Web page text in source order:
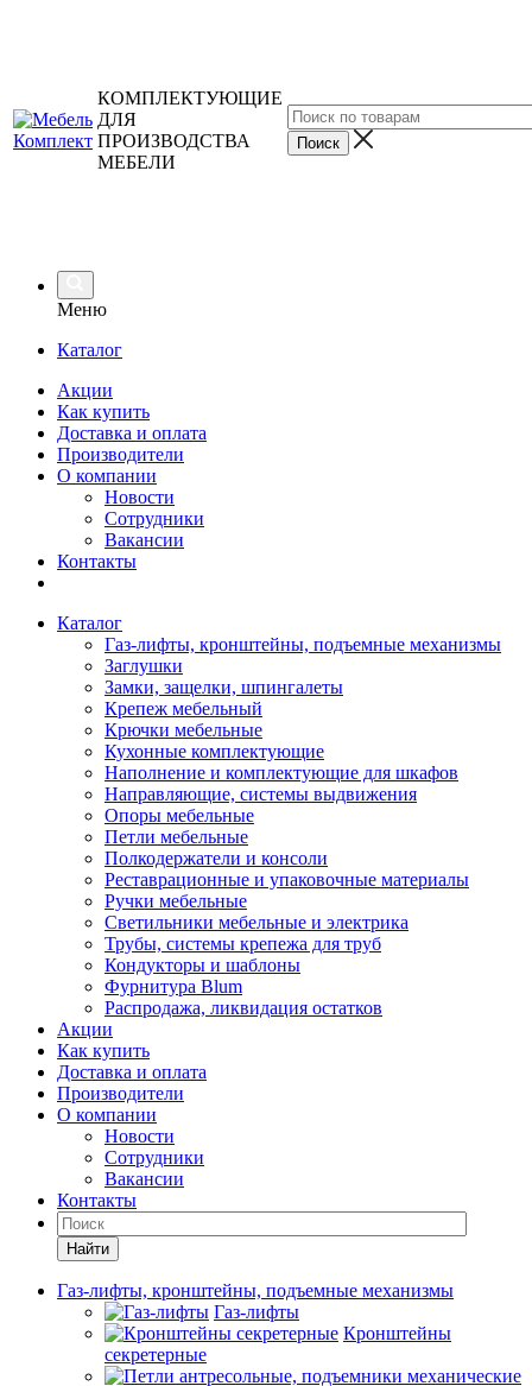
КОМПЛЕКТУЮЩИЕ
ДЛЯ
ПРОИЗВОДСТВА
МЕБЕЛИ
Меню
Каталог
Акции
Как купить
Доставка и оплата
Производители
О компании
Новости
Сотрудники
Вакансии
Контакты
Каталог
Газ-лифты, кронштейны, подъемные механизмы
Заглушки
Замки, защелки, шпингалеты
Крепеж мебельный
Крючки мебельные
Кухонные комплектующие
Наполнение и комплектующие для шкафов
Направляющие, системы выдвижения
Опоры мебельные
Петли мебельные
Полкодержатели и консоли
Реставрационные и упаковочные материалы
Ручки мебельные
Светильники мебельные и электрика
Трубы, системы крепежа для труб
Кондукторы и шаблоны
Фурнитура Blum
Распродажа, ликвидация остатков
Акции
Как купить
Доставка и оплата
Производители
О компании
Новости
Сотрудники
Вакансии
Контакты
Найти
Газ-лифты, кронштейны, подъемные механизмы
Газ-лифты
Кронштейны
секретерные